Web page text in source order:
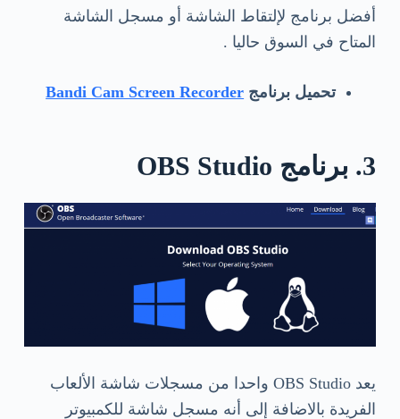
أفضل برنامج لإلتقاط الشاشة أو مسجل الشاشة
المتاح في السوق حاليا .
تحميل برنامج Bandi Cam Screen Recorder
3. برنامج OBS Studio
يعد OBS Studio واحدا من مسجلات شاشة الألعاب
الفريدة بالاضافة إلى أنه مسجل شاشة للكمبيوتر